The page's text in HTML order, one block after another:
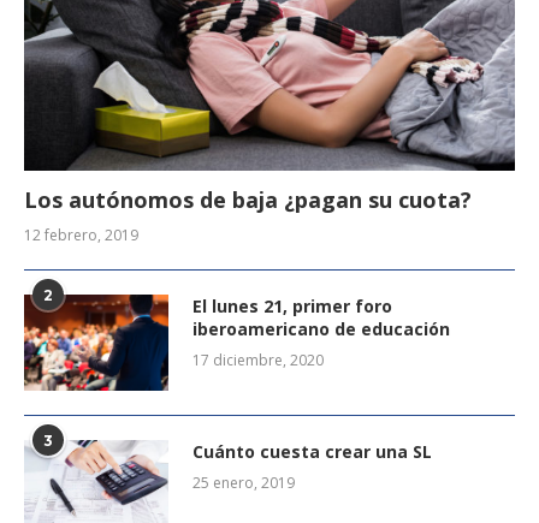
Los autónomos de baja ¿pagan su cuota?
12 febrero, 2019
2
El lunes 21, primer foro
iberoamericano de educación
17 diciembre, 2020
3 Cuánto cuesta crear una SL
25 enero, 2019